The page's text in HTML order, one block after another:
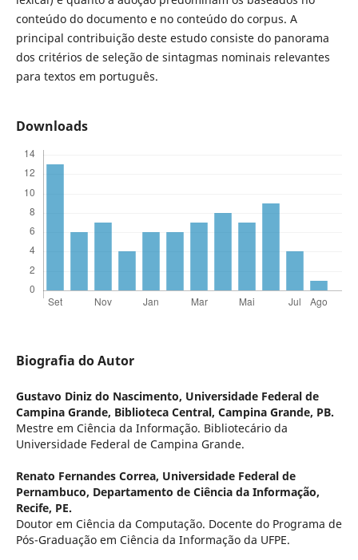
conteúdo do documento e no conteúdo do corpus. A
principal contribuição deste estudo consiste do panorama
dos critérios de seleção de sintagmas nominais relevantes
para textos em português.
Downloads
Biografia do Autor
Gustavo Diniz do Nascimento, Universidade Federal de
Campina Grande, Biblioteca Central, Campina Grande, PB.
Mestre em Ciência da Informação. Bibliotecário da
Universidade Federal de Campina Grande.
Renato Fernandes Correa, Universidade Federal de
Pernambuco, Departamento de Ciência da Informação,
Recife, PE.
Doutor em Ciência da Computação. Docente do Programa de
Pós-Graduação em Ciência da Informação da UFPE.